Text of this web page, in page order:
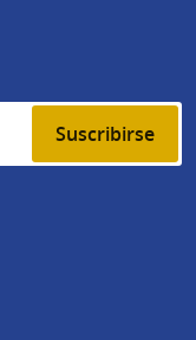
Suscribirse